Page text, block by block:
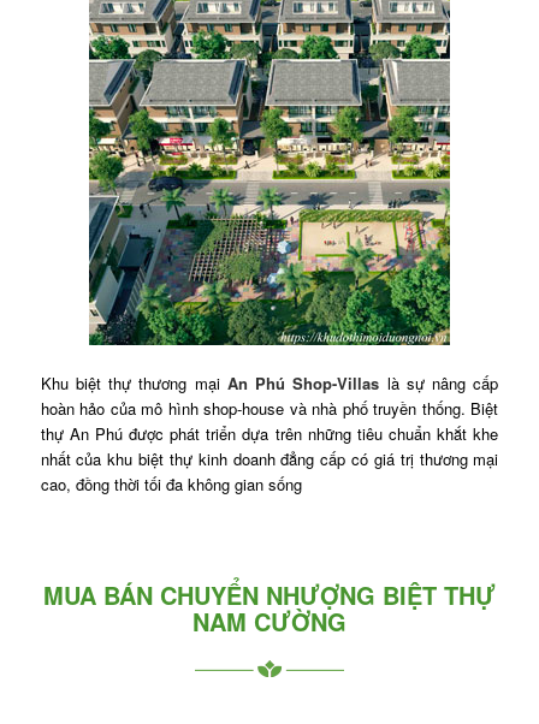
Khu biệt thự thương mại An Phú Shop-Villas là sự nâng cấp
hoàn hảo của mô hình shop-house và nhà phố truyền thống. Biệt
thự An Phú được phát triển dựa trên những tiêu chuẩn khắt khe
nhất của khu biệt thự kinh doanh đẳng cấp có giá trị thương mại
cao, đồng thời tối đa không gian sống
MUA BÁN CHUYỂN NHƯỢNG BIỆT THỰ
NAM CƯỜNG